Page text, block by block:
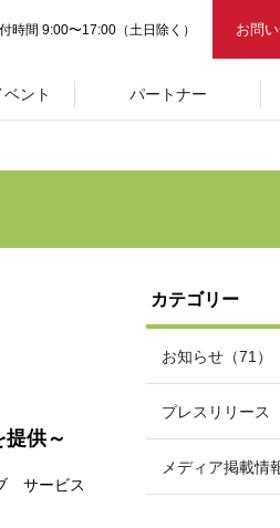
時間 9:00〜17:00（土日除く） お問
ント パートナー
供～
サービス
カテゴリー
お知らせ（71）
プレスリリース
メディア掲載情